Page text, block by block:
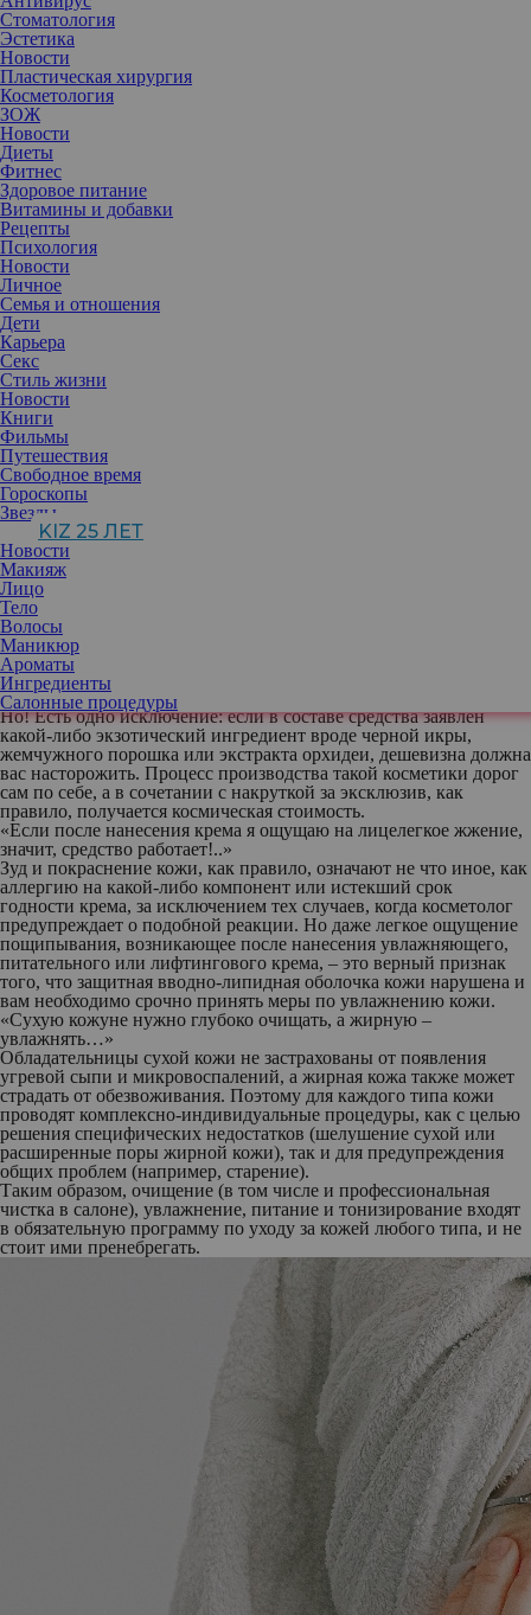
Стоматология
Эстетика
Новости
Пластическая хирургия
Косметология
ЗОЖ
Новости
Диеты
Фитнес
Здоровое питание
Витамины и добавки
Рецепты
Психология
Новости
Личное
Семья и отношения
Дети
Карьера
Секс
Стиль жизни
Новости
Книги
Фильмы
Путешествия
Свободное время
Гороскопы
Звезды
KIZ 25 ЛЕТ
Новости
Макияж
Лицо
Тело
Волосы
Маникюр
Ароматы
Ингредиенты
Салонные процедуры
Практически каждая женщина имеет свои представления о том‚
как правильно ухаживать за кожей. Они складываются не только
из опыта, но и советов подруг‚ интернета и рекламы‚ откуда и
многие заблуждения. Собрав наиболее распространенные‚ мы
решили их прокомментировать‚ чтобы предостеречь от
дальнейших ошибок.
«Я считаю, что только дорогая косметикаможет быть
эффективной…»
Бесспорно, дорогие косметические средства в своем составе
содержат множество активных ингредиентов, полученных из
высококачественного сырья. Но утверждать, что их
эффективность напрямую зависит от цены, по меньшей мере
наивно. Конечную стоимость той или иной баночки с кремом
определяют такие некосметические параметры, как известность
бренда, дизайн упаковки и даже затраты на рекламу.
Производители недорогих марок часто экономят на этих статьях
расходов, что позволяет им без ущерба для качества продукции
снизить ее цену. Так что хорошую косметику можно встретить
как в линиях люкс, так и в категории масс-маркет.
Но! Есть одно исключение: если в составе средства заявлен
какой-либо экзотический ингредиент вроде черной икры,
жемчужного порошка или экстракта орхидеи, дешевизна должна
вас насторожить. Процесс производства такой косметики дорог
сам по себе, а в сочетании с накруткой за эксклюзив, как
правило, получается космическая стоимость.
«Если после нанесения крема я ощущаю на лицелегкое жжение,
значит, средство работает!..»
Зуд и покраснение кожи, как правило, означают не что иное, как
аллергию на какой-либо компонент или истекший срок
годности крема, за исключением тех случаев, когда косметолог
предупреждает о подобной реакции. Но даже легкое ощущение
пощипывания, возникающее после нанесения увлажняющего,
питательного или лифтингового крема, – это верный признак
того, что защитная вводно-липидная оболочка кожи нарушена и
вам необходимо срочно принять меры по увлажнению кожи.
«Сухую кожуне нужно глубоко очищать, а жирную –
увлажнять…»
Обладательницы сухой кожи не застрахованы от появления
угревой сыпи и микровоспалений, а жирная кожа также может
страдать от обезвоживания. Поэтому для каждого типа кожи
проводят комплексно-индивидуальные процедуры, как с целью
решения специфических недостатков (шелушение сухой или
расширенные поры жирной кожи), так и для предупреждения
общих проблем (например, старение).
Таким образом, очищение (в том числе и профессиональная
чистка в салоне), увлажнение, питание и тонизирование входят
в обязательную программу по уходу за кожей любого типа, и не
стоит ими пренебрегать.